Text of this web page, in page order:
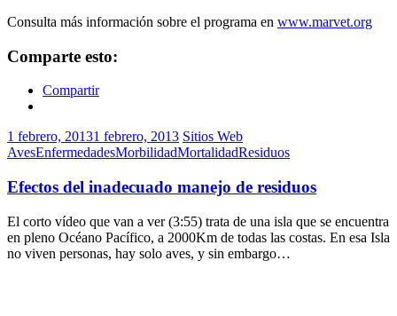
Consulta más información sobre el programa en www.marvet.org
Comparte esto:
Compartir
1 febrero, 20131 febrero, 2013 Sitios Web
AvesEnfermedadesMorbilidadMortalidadResiduos
Efectos del inadecuado manejo de residuos
El corto vídeo que van a ver (3:55) trata de una isla que se encuentra
en pleno Océano Pacífico, a 2000Km de todas las costas. En esa Isla
no viven personas, hay solo aves, y sin embargo…